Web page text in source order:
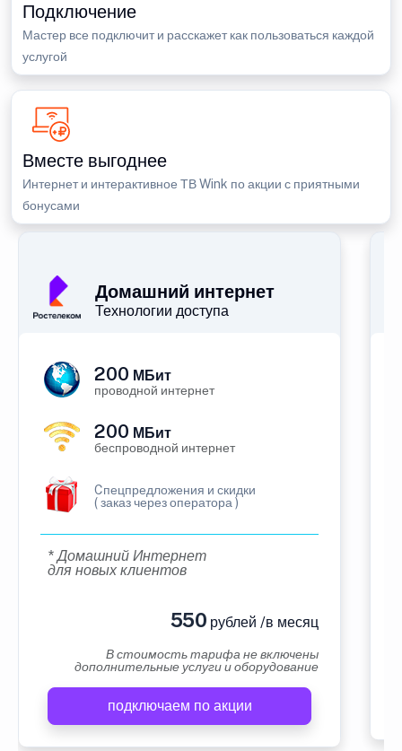
Подключение
Мастер все подключит и расскажет как пользоваться каждой
услугой
Вместе выгоднее
Интернет и интерактивное ТВ Wink по акции с приятными
бонусами
Домашний интернет
Технологии доступа
200 МБит
проводной интернет
200 МБит
беспроводной интернет
Cпецпредложения и скидки
( заказ через оператора )
* Домашний Интернет
для новых клиентов
550 рублей /в месяц
В стоимость тарифа не включены
дополнительные услуги и оборудование
подключаем по акции